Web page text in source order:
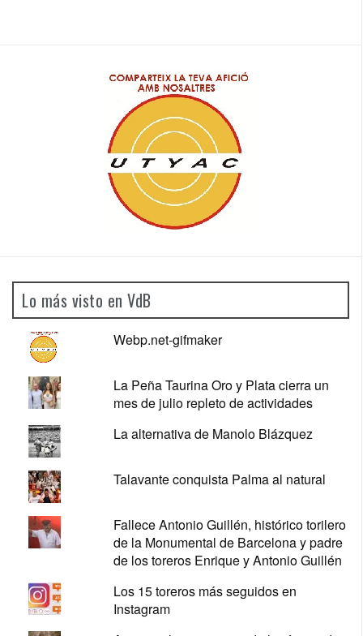
Lo más visto en VdB
Webp.net-gifmaker
La Peña Taurina Oro y Plata cierra un
mes de julio repleto de actividades
La alternativa de Manolo Blázquez
Talavante conquista Palma al natural
Fallece Antonio Guillén, histórico torilero
de la Monumental de Barcelona y padre
de los toreros Enrique y Antonio Guillén
Los 15 toreros más seguidos en
Instagram